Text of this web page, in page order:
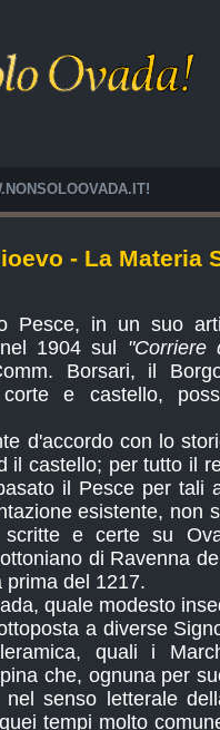
- La Materia
Pesce, in un suo
1904 sul "Corriere
Borsari, il
e castello,
d'accordo con lo
il castello; per tutto il
il Pesce per tali
esistente, non
scritte e certe su
di Ravenna
prima del 1217.
quale modesto
a diverse
quali i
che, ognuna per
senso letterale
tempi molto